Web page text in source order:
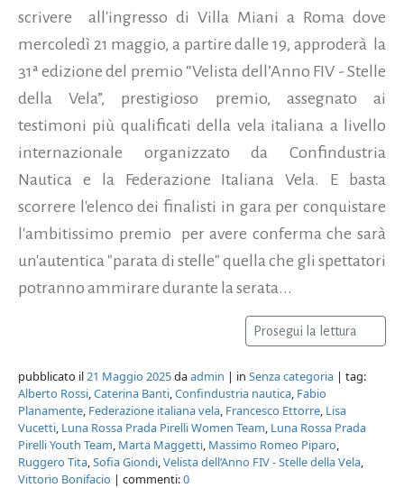
scrivere all'ingresso di Villa Miani a Roma dove
mercoledì 21 maggio, a partire dalle 19, approderà la
31ª edizione del premio “Velista dell’Anno FIV - Stelle
della Vela”, prestigioso premio, assegnato ai
testimoni più qualificati della vela italiana a livello
internazionale organizzato da Confindustria
Nautica e la Federazione Italiana Vela. E basta
scorrere l'elenco dei finalisti in gara per conquistare
l'ambitissimo premio per avere conferma che sarà
un'autentica "parata di stelle" quella che gli spettatori
potranno ammirare durante la serata...
Prosegui la lettura
pubblicato il21 Maggio 2025daadmin | in Senza categoria | tag:
Alberto Rossi,Caterina Banti,Confindustria nautica, Fabio
Planamente, Federazione italiana vela, Francesco Ettorre, Lisa
Vucetti, Luna Rossa Prada Pirelli Women Team, Luna Rossa Prada
Pirelli Youth Team, Marta Maggetti, Massimo Romeo Piparo,
Ruggero Tita,Sofia Giondi,Velista dell’Anno FIV - Stelle della Vela,
Vittorio Bonifacio | commenti:0